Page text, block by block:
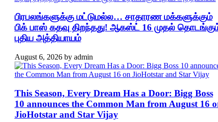
பிரபலங்களுக்கு மட்டுமல்ல… சாதாரண மக்களுக்கும்
பிக் பாஸ் கதவு திறந்தது! ஆகஸ்ட் 16 முதல்
புதிய அத்தியாயம்
August 6, 2026by admin
This Season, Every Dream Has a Door: Bigg Boss
10 announces the Common Man from August 16
JioHotstar and Star Vijay